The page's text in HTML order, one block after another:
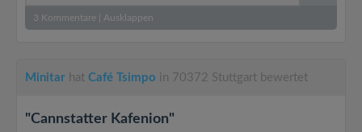
3 Kommentare Ausklappen
Minitar hat Café Tsimpo in 70372 Stuttgart bewertet
"Cannstatter Kafenion"